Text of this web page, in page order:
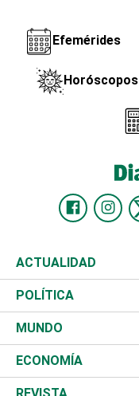
Efemérides
Horóscopos
ACTUALIDAD
Nacional
Ciudad
Educación
Salud
POLÍTICA
Partidos
JCE
TSE
MUNDO
Estados Unidos
América Latina
ECONOMÍA